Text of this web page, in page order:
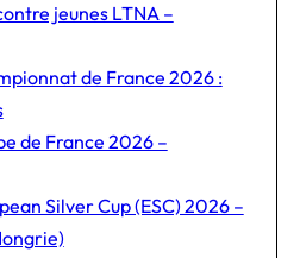
jeunes LTNA –
de France 2026 :
de France 2026 –
Silver Cup (ESC) 2026 –